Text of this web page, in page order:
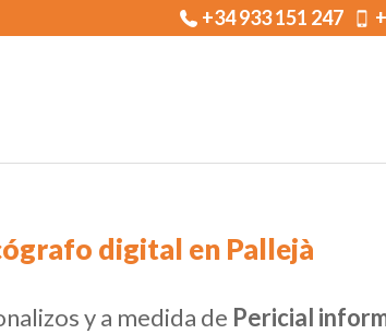
+34 933 151 247
digital en Pallejà
y a medida de Pericial